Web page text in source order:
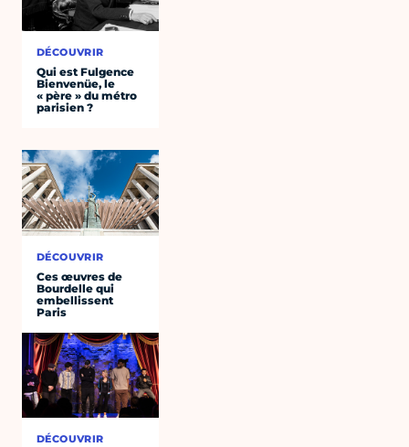
DÉCOUVRIR
Qui est Fulgence
Bienvenüe, le
« père » du métro
parisien ?
DÉCOUVRIR
Ces œuvres de
Bourdelle qui
embellissent
Paris
DÉCOUVRIR